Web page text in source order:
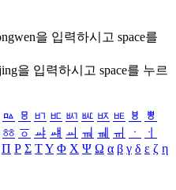
을 입력하시고 space를
을 입력하시고 space를 누르
ㅰ ㅱ ㅲ ㅳ ㅴ ㅵ ㅶ ㅷ ㅸ
ㅹ
ㆅ ㆆ ㆇ ㆈ ㆉ ㆊ ㆋ ㆌ ㆍ
ㆎ
Π Ρ Σ ΤΥ Φ Χ Ψ Ω α β γ δ ε ζ η